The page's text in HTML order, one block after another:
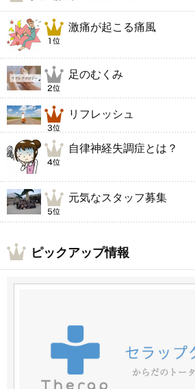
激痛が起こる痛風
足のむくみ
リフレッシュ
自律神経失調症とは？
元気なスタッフ募集
ピックアップ情報